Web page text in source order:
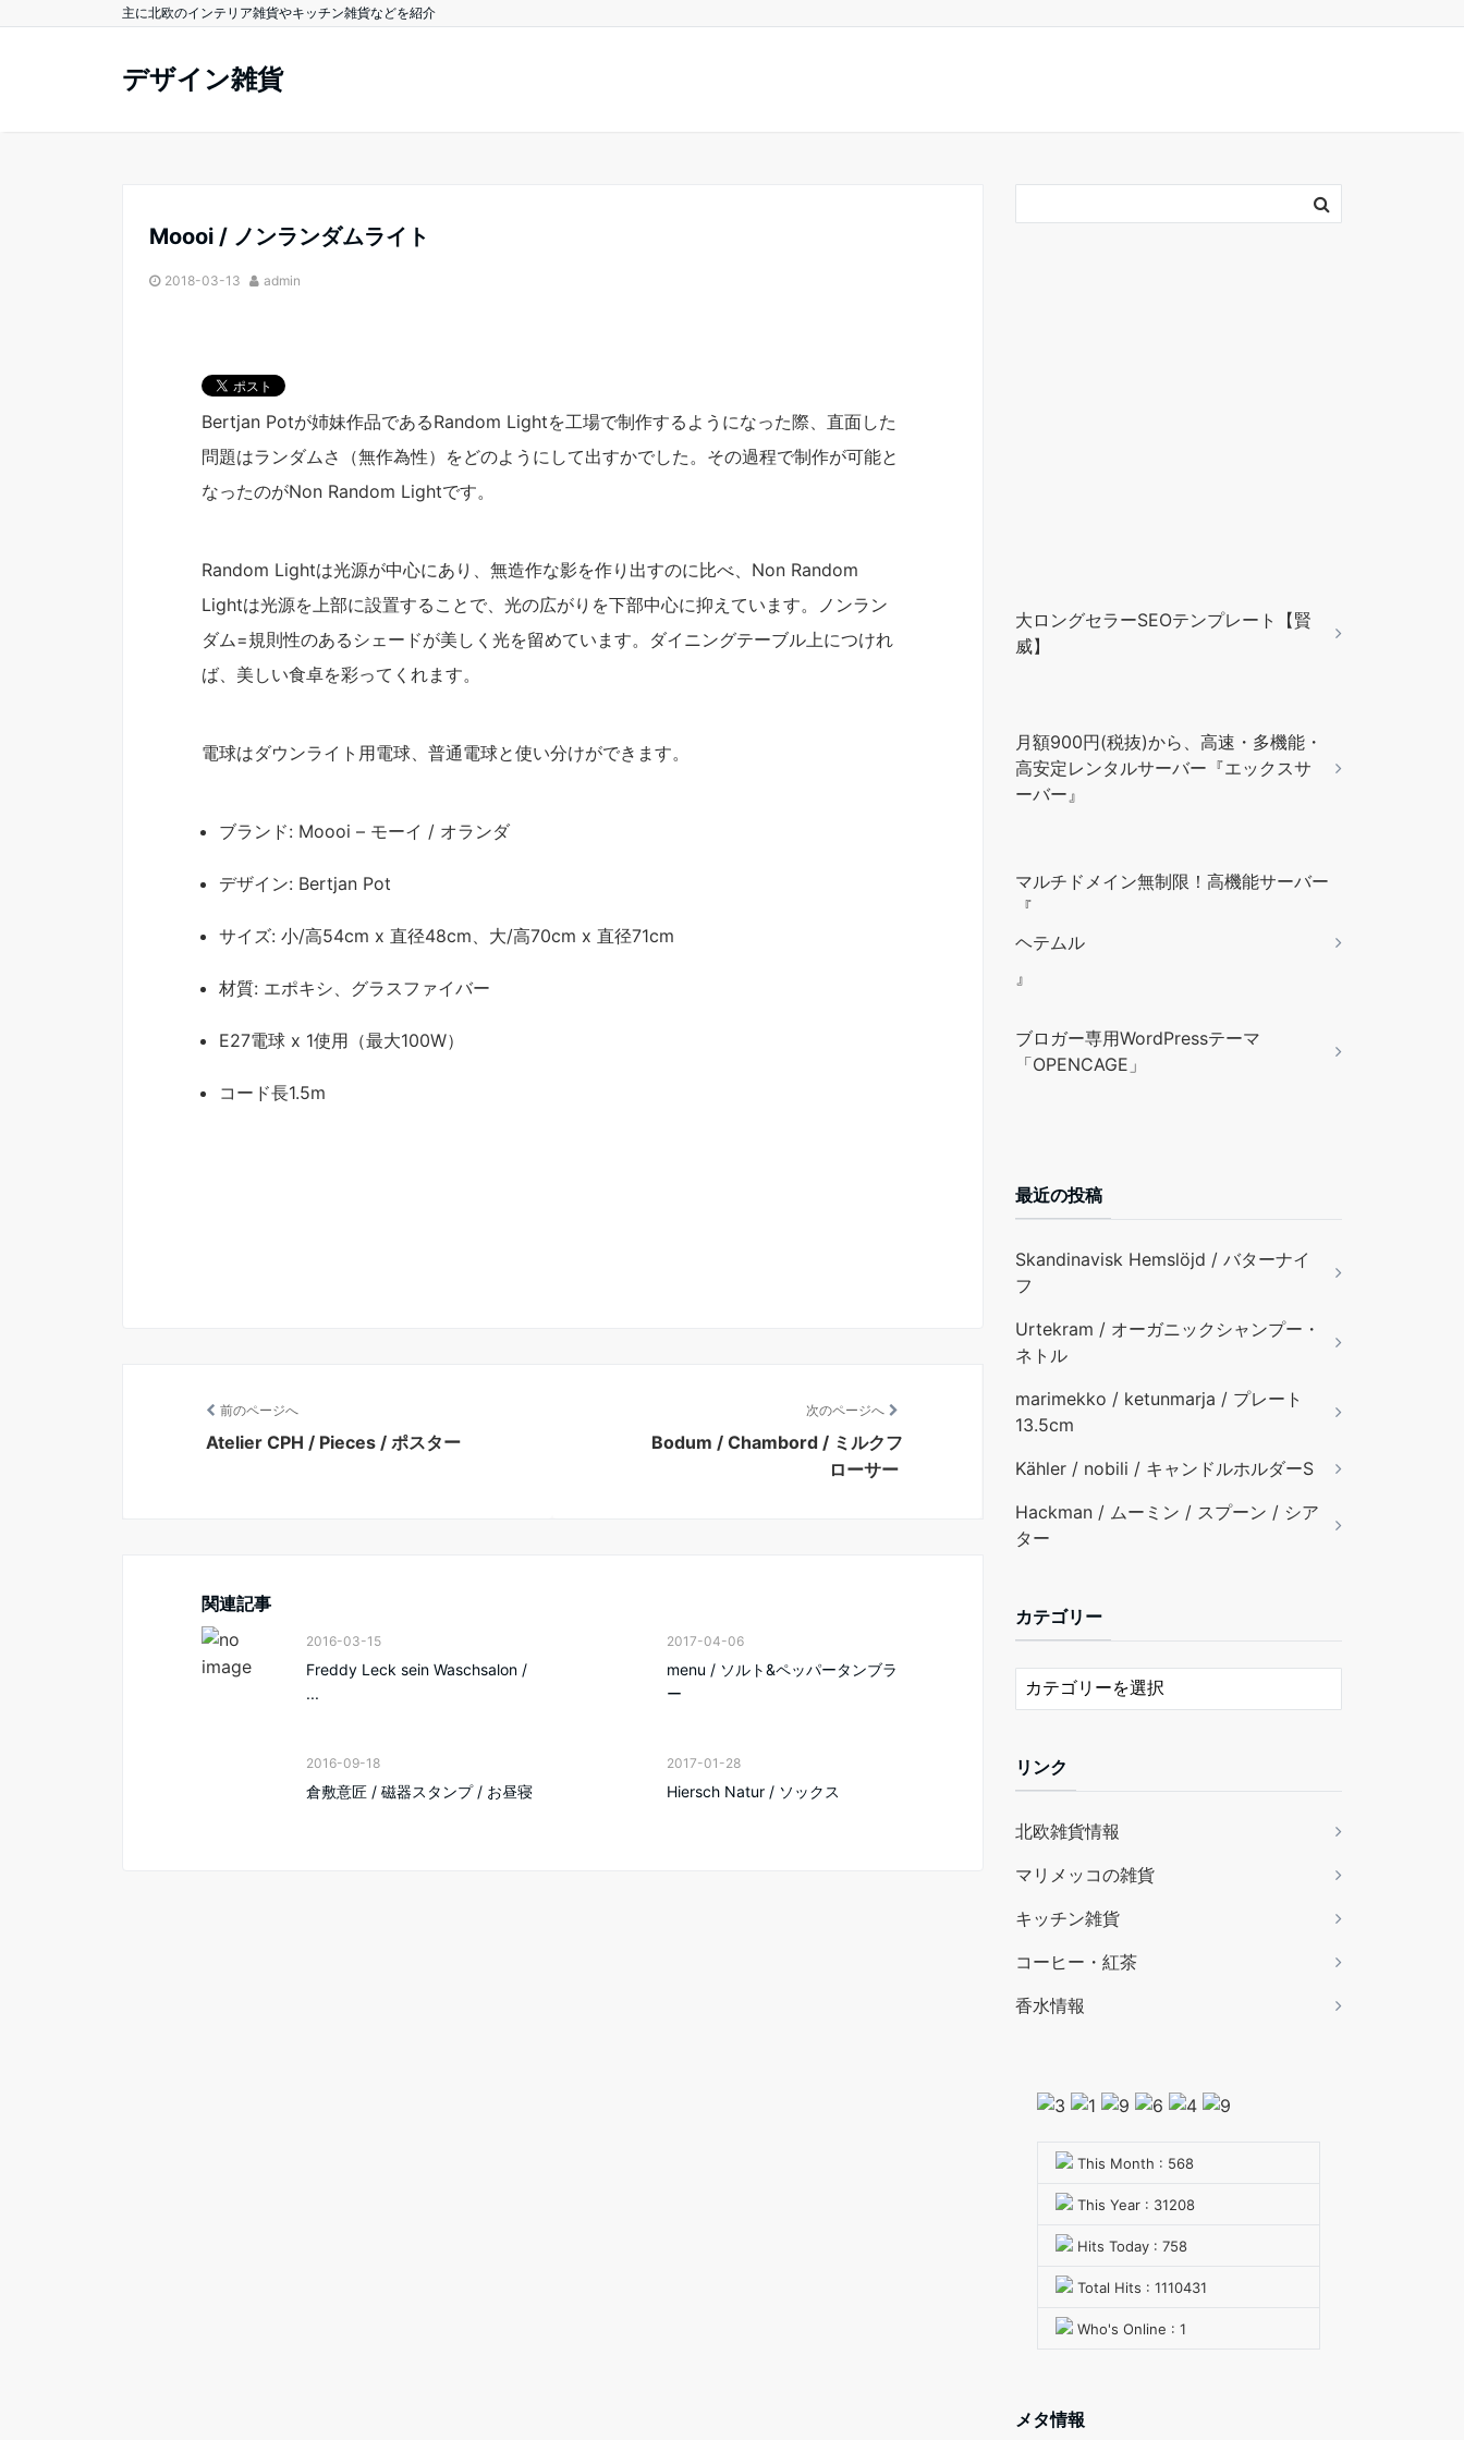
主に北欧のインテリア雑貨やキッチン雑貨などを紹介
デザイン雑貨
Moooi / ノンランダムライト
2018-03-13 admin
Bertjan Potが姉妹作品であるRandom Lightを工場で制作するようになった際、直面した
問題はランダムさ（無作為性）をどのようにして出すかでした。その過程で制作が可能と
なったのがNon Random Lightです。
Random Lightは光源が中心にあり、無造作な影を作り出すのに比べ、Non Random
Lightは光源を上部に設置することで、光の広がりを下部中心に抑えています。ノンラン
ダム=規則性のあるシェードが美しく光を留めています。ダイニングテーブル上につけれ
ば、美しい食卓を彩ってくれます。
電球はダウンライト用電球、普通電球と使い分けができます。
ブランド: Moooi – モーイ / オランダ
デザイン: Bertjan Pot
サイズ: 小/高54cm x 直径48cm、大/高70cm x 直径71cm
材質: エポキシ、グラスファイバー
E27電球 x 1使用（最大100W）
コード長1.5m
前のページへ
Atelier CPH / Pieces / ポスター
次のページへ
Bodum / Chambord / ミルクフ
ローサー
関連記事
2016-03-15
Freddy Leck sein Waschsalon /
...
2017-04-06
menu / ソルト&ペッパータンブラ
ー
2016-09-18
倉敷意匠 / 磁器スタンプ / お昼寝
2017-01-28
Hiersch Natur / ソックス
大ロングセラーSEOテンプレート【賢
威】
月額900円(税抜)から、高速・多機能・
高安定レンタルサーバー『エックスサ
ーバー』
マルチドメイン無制限！高機能サーバー
『
ヘテムル
』
ブロガー専用WordPressテーマ
「OPENCAGE」
最近の投稿
Skandinavisk Hemslöjd / バターナイ
フ
Urtekram / オーガニックシャンプー・
ネトル
marimekko / ketunmarja / プレート
13.5cm
Kähler / nobili / キャンドルホルダーS
Hackman / ムーミン / スプーン / シア
ター
カテゴリー
リンク
北欧雑貨情報
マリメッコの雑貨
キッチン雑貨
コーヒー・紅茶
香水情報
This Month : 568
This Year : 31208
Hits Today : 758
Total Hits : 1110431
Who's Online : 1
メタ情報